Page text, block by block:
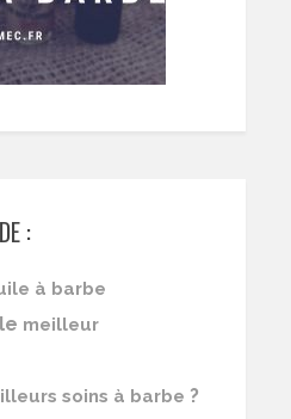
:
à barbe
meilleur
soins à barbe ?